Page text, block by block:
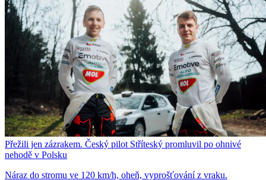
Přežili jen zázrakem. Český pilot Stříteský promluvil po ohnivé
nehodě v Polsku
Náraz do stromu ve 120 km/h, oheň, vyprošťování z vraku.